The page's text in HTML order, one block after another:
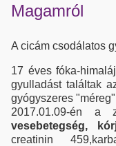
Magamról
A cicám csodálatos
17 éves fóka-
gyulladást találtak
gyógyszeres
2017.01.09-én a
vesebetegség,
creatinin